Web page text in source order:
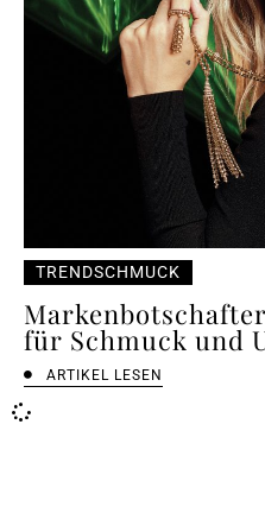
TRENDSCHMUCK
für Schmuck und
ARTIKEL LESEN